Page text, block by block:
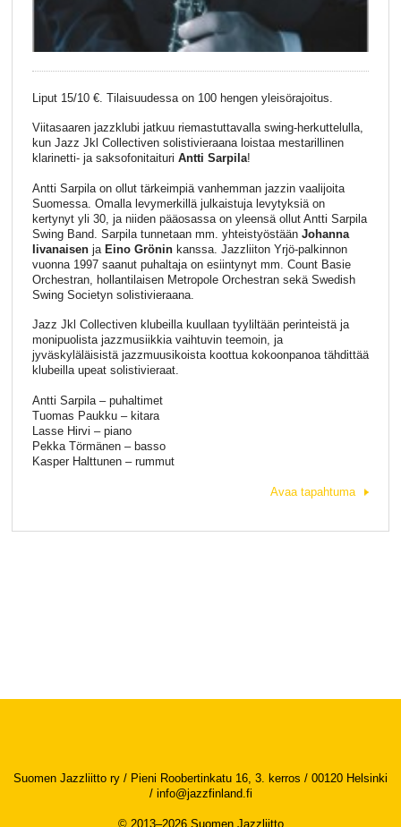
Liput 15/10 €. Tilaisuudessa on 100 hengen yleisörajoitus.
Viitasaaren jazzklubi jatkuu riemastuttavalla swing-herkuttelulla,
kun Jazz Jkl Collectiven solistivieraana loistaa mestarillinen
klarinetti- ja saksofonitaituri Antti Sarpila!
Antti Sarpila on ollut tärkeimpiä vanhemman jazzin vaalijoita
Suomessa. Omalla levymerkillä julkaistuja levytyksiä on
kertynyt yli 30, ja niiden pääosassa on yleensä ollut Antti Sarpila
Swing Band. Sarpila tunnetaan mm. yhteistyöstään Johanna
Iivanaisenja Eino Gröninkanssa. Jazzliiton Yrjö-palkinnon
vuonna 1997 saanut puhaltaja on esiintynyt mm. Count Basie
Orchestran, hollantilaisen Metropole Orchestran sekä Swedish
Swing Societyn solistivieraana.
Jazz Jkl Collectiven klubeilla kuullaan tyyliltään perinteistä ja
monipuolista jazzmusiikkia vaihtuvin teemoin, ja
jyväskyläläisistä jazzmuusikoista koottua kokoonpanoa tähdittää
klubeilla upeat solistivieraat.
Antti Sarpila – puhaltimet
Tuomas Paukku – kitara
Lasse Hirvi – piano
Pekka Törmänen – basso
Kasper Halttunen – rummut
Avaa tapahtuma
Suomen Jazzliitto ry / Pieni Roobertinkatu 16, 3. kerros / 00120 Helsinki
/ info@jazzfinland.fi
© 2013–2026 Suomen Jazzliitto